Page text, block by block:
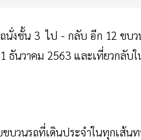
ถนั่งชั้น 3 ไป - กลับ อีก 12 ขบ
ธันวาคม 2563 และเที่ยวกลับ
ขบวนรถที่เดินประจำในทุกเส้นท